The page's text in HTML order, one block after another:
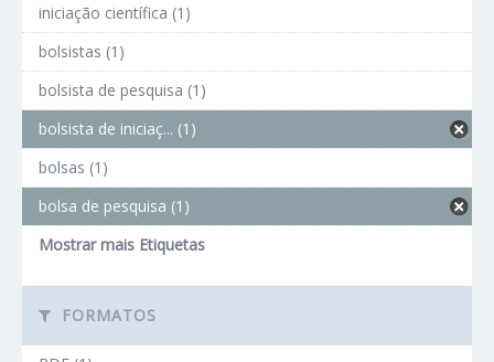
iniciação científica (1)
bolsistas (1)
bolsista de pesquisa (1)
bolsista de iniciaç... (1)
bolsas (1)
bolsa de pesquisa (1)
Mostrar mais Etiquetas
FORMATOS